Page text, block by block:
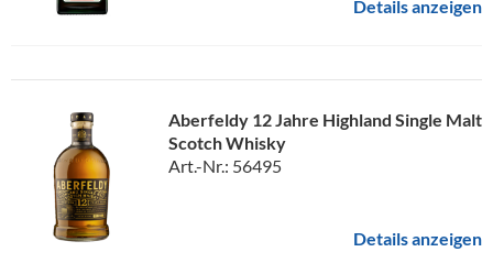
Details anzeigen
Aberfeldy 12 Jahre Highland Single Malt
Scotch Whisky
Art.-Nr.: 56495
Details anzeigen